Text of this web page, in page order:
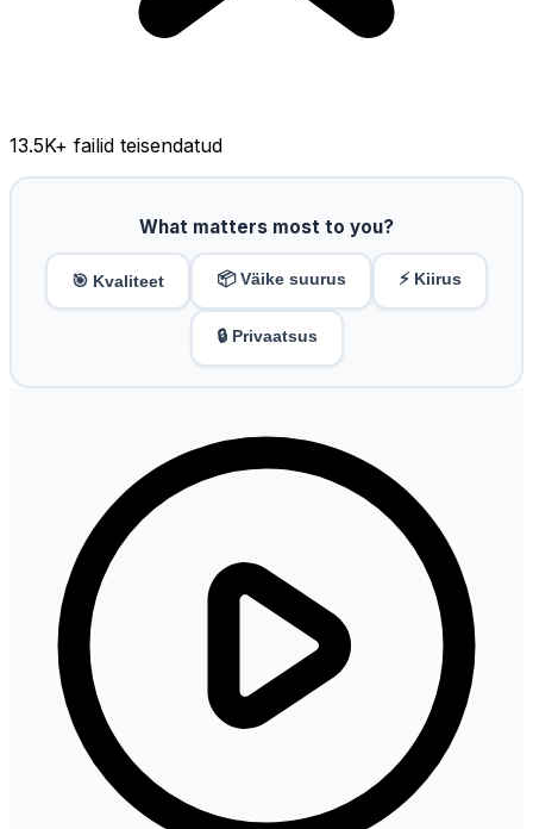
13.5K+ failid teisendatud
What matters most to you?
🎯 Kvaliteet 📦 Väike suurus ⚡ Kiirus
🔒 Privaatsus